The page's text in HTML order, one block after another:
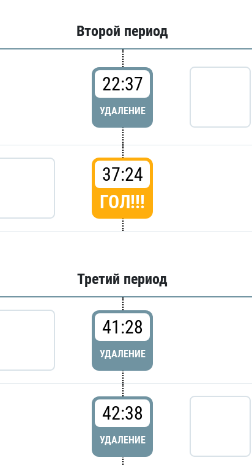
Второй период
22:37
УДАЛЕНИЕ
37:24
ГОЛ!!!
Третий период
41:28
УДАЛЕНИЕ
42:38
УДАЛЕНИЕ